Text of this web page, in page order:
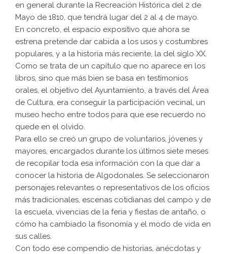
en general durante la Recreación Histórica del 2 de
Mayo de 1810, que tendrá lugar del 2 al 4 de mayo.
En concreto, el espacio expositivo que ahora se
estrena pretende dar cabida a los usos y costumbres
populares, y a la historia más reciente, la del siglo XX.
Como se trata de un capítulo que no aparece en los
libros, sino que más bien se basa en testimonios
orales, el objetivo del Ayuntamiento, a través del Área
de Cultura, era conseguir la participación vecinal, un
museo hecho entre todos para que ese recuerdo no
quede en el olvido.
Para ello se creó un grupo de voluntarios, jóvenes y
mayores, encargados durante los últimos siete meses
de recopilar toda esa información con la que dar a
conocer la historia de Algodonales. Se seleccionaron
personajes relevantes o representativos de los oficios
más tradicionales, escenas cotidianas del campo y de
la escuela, vivencias de la feria y fiestas de antaño, o
cómo ha cambiado la fisonomía y el modo de vida en
sus calles.
Con todo ese compendio de historias, anécdotas y